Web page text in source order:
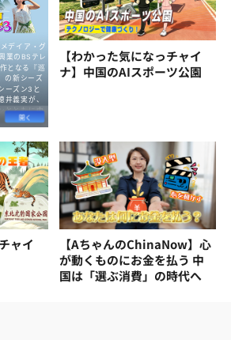
【わかった気になっチャイ
ナ】中国のAIスポーツ公園
ャイ
【AちゃんのChinaNow】心
が動くものにお金を払う 中
国は「選ぶ消費」の時代へ